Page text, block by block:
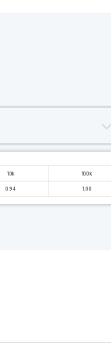
10k 100k
0.94 1.00